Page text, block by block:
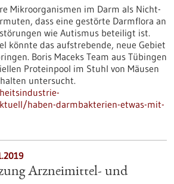
Mikroorganismen im Darm als Nicht-
dass eine gestörte Darmflora an
wie Autismus beteiligt ist.
könnte das aufstrebende, neue Gebiet
Boris Maceks Team aus Tübingen
Proteinpool im Stuhl von Mäusen
untersucht.
haben-darmbakterien-etwas-mit-
Arzneimittel- und